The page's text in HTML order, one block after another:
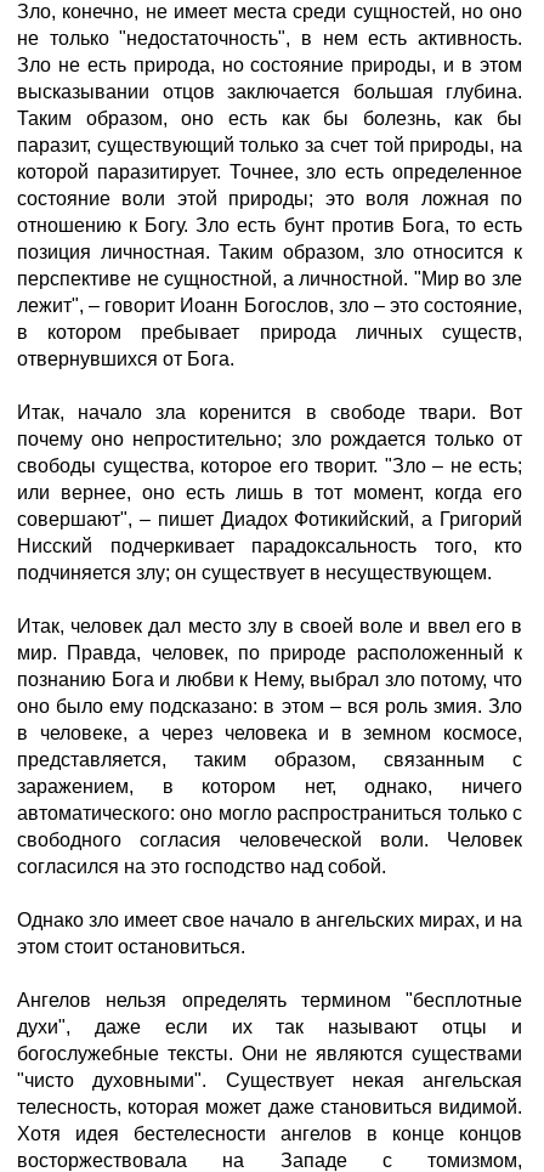
Зло, конечно, не имеет места среди сущностей, но оно
не только "недостаточность", в нем есть активность.
Зло не есть природа, но состояние природы, и в этом
высказывании отцов заключается большая глубина.
Таким образом, оно есть как бы болезнь, как бы
паразит, существующий только за счет той природы, на
которой паразитирует. Точнее, зло есть определенное
состояние воли этой природы; это воля ложная по
отношению к Богу. Зло есть бунт против Бога, то есть
позиция личностная. Таким образом, зло относится к
перспективе не сущностной, а личностной. "Мир во зле
лежит", – говорит Иоанн Богослов, зло – это состояние,
в котором пребывает природа личных существ,
отвернувшихся от Бога.
Итак, начало зла коренится в свободе твари. Вот
почему оно непростительно; зло рождается только от
свободы существа, которое его творит. "Зло – не есть;
или вернее, оно есть лишь в тот момент, когда его
совершают", – пишет Диадох Фотикийский, а Григорий
Нисский подчеркивает парадоксальность того, кто
подчиняется злу; он существует в несуществующем.
Итак, человек дал место злу в своей воле и ввел его в
мир. Правда, человек, по природе расположенный к
познанию Бога и любви к Нему, выбрал зло потому, что
оно было ему подсказано: в этом – вся роль змия. Зло
в человеке, а через человека и в земном космосе,
представляется, таким образом, связанным с
заражением, в котором нет, однако, ничего
автоматического: оно могло распространиться только с
свободного согласия человеческой воли. Человек
согласился на это господство над собой.
Однако зло имеет свое начало в ангельских мирах, и на
этом стоит остановиться.
Ангелов нельзя определять термином "бесплотные
духи", даже если их так называют отцы и
богослужебные тексты. Они не являются существами
"чисто духовными". Существует некая ангельская
телесность, которая может даже становиться видимой.
Хотя идея бестелесности ангелов в конце концов
восторжествовала на Западе с томизмом,